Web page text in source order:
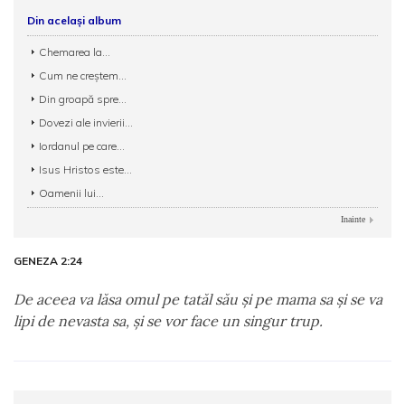
Din același album
Chemarea la...
Cum ne creștem...
Din groapă spre...
Dovezi ale invierii...
Iordanul pe care...
Isus Hristos este...
Oamenii lui...
Inainte
GENEZA 2:24
De aceea va lăsa omul pe tatăl său şi pe mama sa şi se va
lipi de nevasta sa, şi se vor face un singur trup.